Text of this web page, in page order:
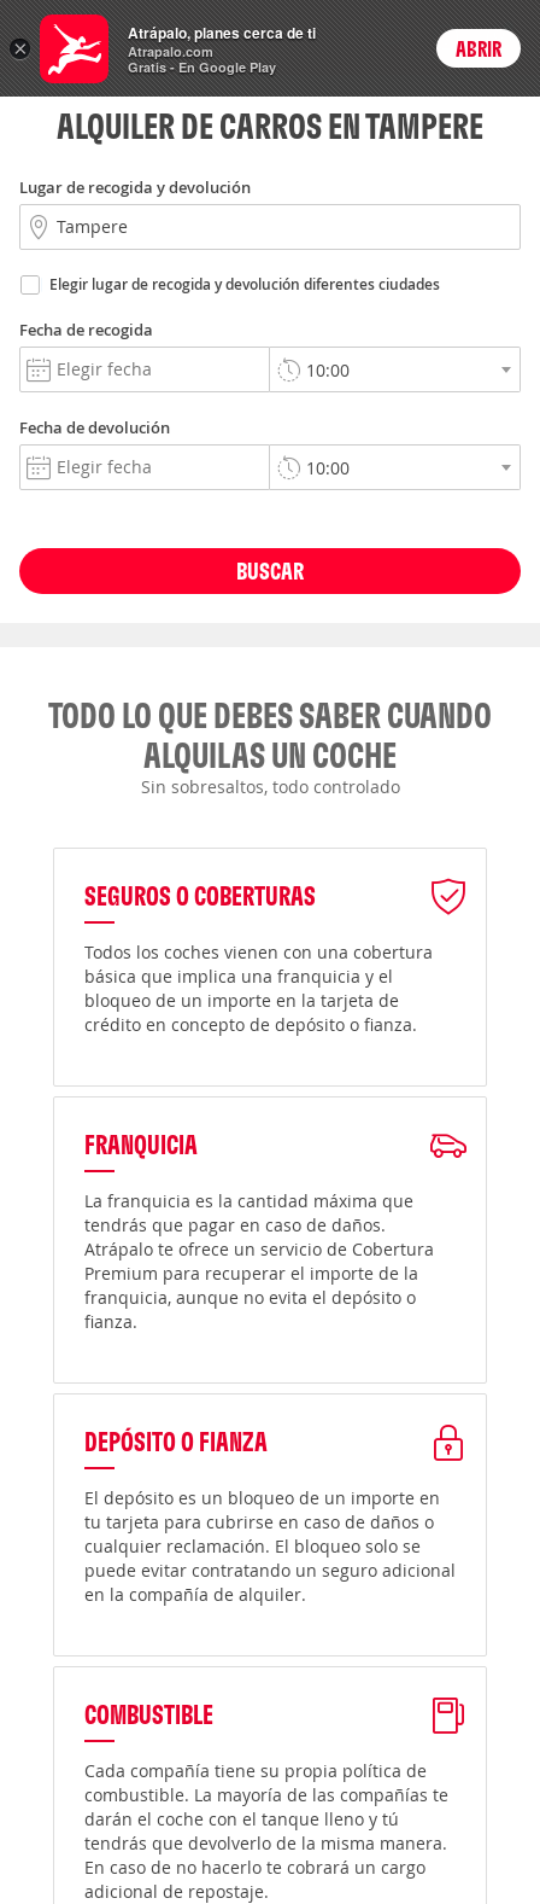
Rent
a Car Login
ALQUILER DE CARROS EN TAMPERE
Lugar de recogida y devolución
Elegir lugar de recogida y devolución diferentes ciudades
Fecha de recogida
Fecha de devolución
BUSCAR
TODO LO QUE DEBES SABER CUANDO
ALQUILAS UN COCHE
Sin sobresaltos, todo controlado
SEGUROS O COBERTURAS
Todos los coches vienen con una cobertura
básica que implica una franquicia y el
bloqueo de un importe en la tarjeta de
crédito en concepto de depósito o fianza.
FRANQUICIA
La franquicia es la cantidad máxima que
tendrás que pagar en caso de daños.
Atrápalo te ofrece un servicio de Cobertura
Premium para recuperar el importe de la
franquicia, aunque no evita el depósito o
fianza.
DEPÓSITO O FIANZA
El depósito es un bloqueo de un importe en
tu tarjeta para cubrirse en caso de daños o
cualquier reclamación. El bloqueo solo se
puede evitar contratando un seguro adicional
en la compañía de alquiler.
COMBUSTIBLE
Cada compañía tiene su propia política de
combustible. La mayoría de las compañías te
darán el coche con el tanque lleno y tú
tendrás que devolverlo de la misma manera.
En caso de no hacerlo te cobrará un cargo
adicional de repostaje.
×
Atrápalo, planes cerca de ti
Atrapalo.com
Gratis - En Google Play
ABRIR